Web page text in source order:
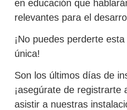
en educación que
relevantes para el
¡No puedes perderte
única!
Son los últimos días de
¡asegúrate de registrarte
asistir a nuestras